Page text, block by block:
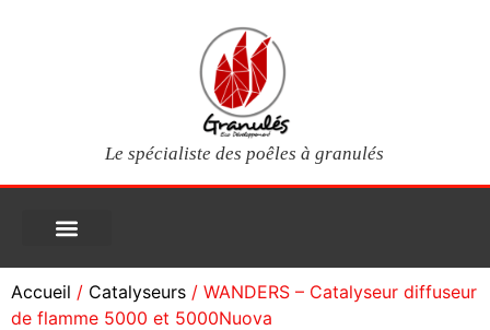
Le spécialiste des poêles à granulés
Accueil / Catalyseurs / WANDERS – Catalyseur diffuseur
de flamme 5000 et 5000Nuova